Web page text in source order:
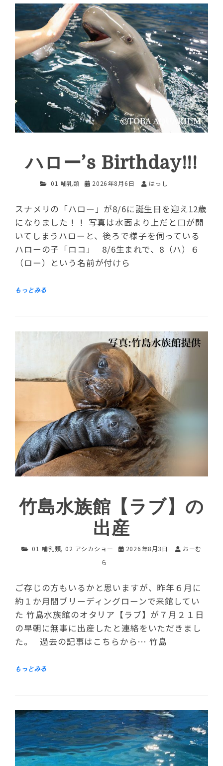
ハロー’s Birthday!!!
01 哺乳類 2026年8月6日 はっし
スナメリの「ハロー」が8/6に誕生日を迎え12歳
になりました！！ 写真は水面より上だと口が開
いてしまうハローと、後ろで様子を伺っている
ハローの子「ロコ」 8/6生まれで、8（ハ）６
（ロー）という名前が付けら
竹島水族館【ラブ】の
出産
01 哺乳類,02 アシカショー 2026年8月3日
おーむ
ら
ご存じの方もいるかと思いますが、昨年６月に
約１か月間ブリーディングローンで来館してい
た 竹島水族館のオタリア【ラブ】が７月２１日
の早朝に無事に出産したと連絡をいただきまし
た。 過去の記事はこちらから… 竹島